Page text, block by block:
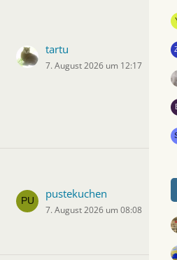
tartu
7. August 2026 um 12:17
pustekuchen
7. August 2026 um 08:08